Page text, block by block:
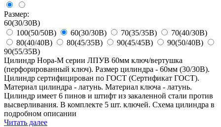
Размер:
60(30/30В)
100(50/50В)
60(30/30В) 70(35/35В)
70(40/30В)
80(40/40В)
80(45/35В) 90(45/45В)
90(50/40В)
90(55/35В)
Цилиндр Нора-М серии ЛПУВ 60мм ключ/вертушка
(перфорированный ключ). Размер цилиндра - 60мм (30/30В).
Цилиндр сертифицирован по ГОСТ (Сертификат ГОСТ).
Материал цилиндра - латунь. Материал ключа - латунь.
Цилиндр имеет 6 пинов и штифт из закаленной стали против
высверливания. В комплекте 5 шт. ключей. Схема цилиндра в
подробном описании
Читать далее